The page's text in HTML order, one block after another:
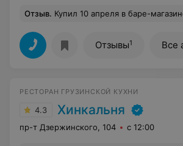
Отзыв. Купил 10 апреля в баре-магазине "точка"( Бельского 10) 1,5 литра , пиво оказалось скисшее и вонючее. Бармен сказал что всё норм, на моё возражение что этим пивом можно как минимум получить
Отзывы1 Все
РЕСТОРАН ГРУЗИНСКОЙ КУХНИ
4.3 Хинкальня
пр-т Дзержинского, 104 с 12:00